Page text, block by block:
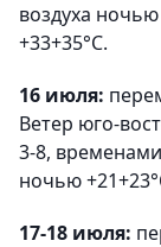
воздуха
+33+35°C.
16 июля:
Ветер юго-
3-8,
ночью
17-18 июля: